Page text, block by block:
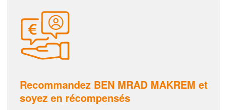
Recommandez BEN MRAD MAKREM et
soyez en récompensés